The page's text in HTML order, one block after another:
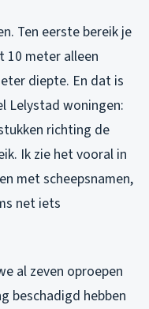
Ten eerste bereik je
10 meter alleen
diepte. En dat is
Lelystad woningen:
richting de
Ik zie het vooral in
met scheepsnamen,
net iets
al zeven oproepen
beschadigd hebben